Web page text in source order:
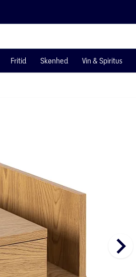
Fritid Skønhed Vin & Spiritus
keyboard_arrow_right